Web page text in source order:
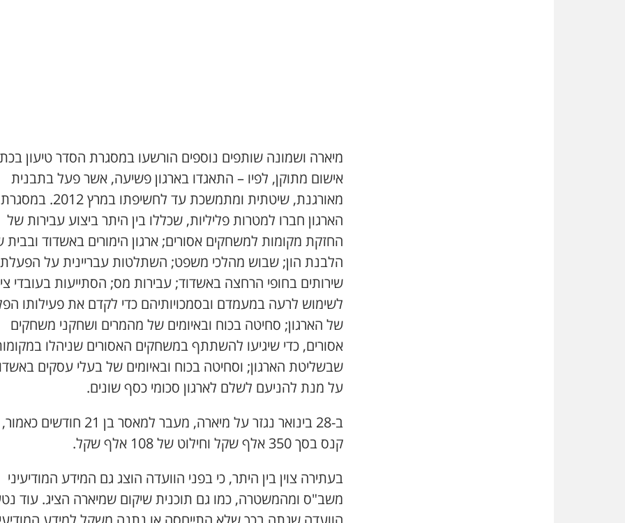
מיארה ושמונה שותפים נוספים הורשעו במסגרת הסדר טיעון
אישום מתוקן, לפיו – התאגדו בארגון פשיעה, אשר פעל בתבנית
מאורגנת, שיטתית ומתמשכת עד לחשיפתו במרץ 2012. במסגרת
הארגון חברו למטרות פליליות, שכללו בין היתר ביצוע עבירות של
החזקת מקומות למשחקים אסורים; ארגון הימורים באשדוד
הלבנת הון; שבוש מהלכי משפט; השתלטות עבריינית על הפעלת
שירותים בחופי הרחצה באשדוד; עבירות מס; הסתייעות בעובדי
לשימוש לרעה במעמדם ובסמכויותיהם כדי לקדם את פעילותו
של הארגון; סחיטה בכוח ובאיומים של מהמרים ושחקני משחקים
אסורים, כדי שיגיעו להשתתף במשחקים האסורים שניהלו
שבשליטת הארגון; וסחיטה בכוח ובאיומים של בעלי עסקים
על מנת להניעם לשלם לארגון סכומי כסף שונים.
ב-28 בינואר נגזר על מיארה, מעבר למאסר בן 21
קנס בסך 350 אלף שקל וחילוט של 108 אלף שקל.
בעתירה צוין בין היתר, כי בפני הוועדה הוצג גם המידע המודיעיני
משב"ס ומהמשטרה, כמו גם תוכנית שיקום שמיארה הציג. עוד